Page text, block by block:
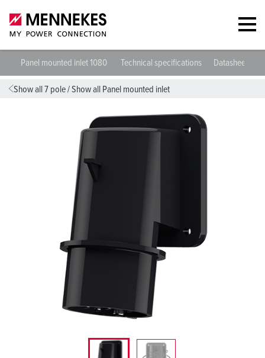
Panel mounted inlet 1080 Technical specifications Datasheets &
Show all 7 pole/Show all Panel mounted inlet